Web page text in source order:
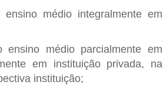
médio integralmente em
médio parcialmente em
em instituição privada, na
instituição;